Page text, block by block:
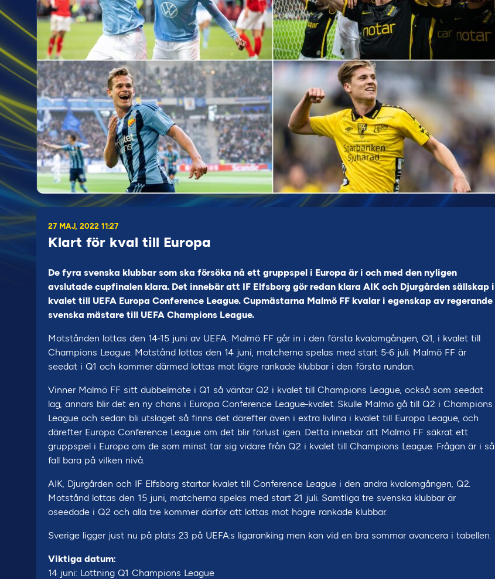
27 MAJ, 2022 11:27
Klart för kval till Europa
De fyra svenska klubbar som ska försöka nå ett gruppspel i Europa är i och med den nyligen
avslutade cupfinalen klara. Det innebär att IF Elfsborg gör redan klara AIK och Djurgården sällskap i
kvalet till UEFA Europa Conference League. Cupmästarna Malmö FF kvalar i egenskap av regerande
svenska mästare till UEFA Champions League.
Motstånden lottas den 14-15 juni av UEFA. Malmö FF går in i den första kvalomgången, Q1, i kvalet till
Champions League. Motstånd lottas den 14 juni, matcherna spelas med start 5-6 juli. Malmö FF är
seedat i Q1 och kommer därmed lottas mot lägre rankade klubbar i den första rundan.
Vinner Malmö FF sitt dubbelmöte i Q1 så väntar Q2 i kvalet till Champions League, också som seedat
lag, annars blir det en ny chans i Europa Conference League-kvalet. Skulle Malmö gå till Q2 i Champions
League och sedan bli utslaget så finns det därefter även i extra livlina i kvalet till Europa League, och
därefter Europa Conference League om det blir förlust igen. Detta innebär att Malmö FF säkrat ett
gruppspel i Europa om de som minst tar sig vidare från Q2 i kvalet till Champions League. Frågan är i så
fall bara på vilken nivå.
AIK, Djurgården och IF Elfsborg startar kvalet till Conference League i den andra kvalomgången, Q2.
Motstånd lottas den 15 juni, matcherna spelas med start 21 juli. Samtliga tre svenska klubbar är
oseedade i Q2 och alla tre kommer därför att lottas mot högre rankade klubbar.
Sverige ligger just nu på plats 23 på UEFA:s ligaranking men kan vid en bra sommar avancera i tabellen.
Viktiga datum:
14 juni: Lottning Q1 Champions League